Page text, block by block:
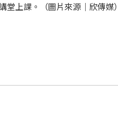
上課。（圖片來源｜欣傳媒）